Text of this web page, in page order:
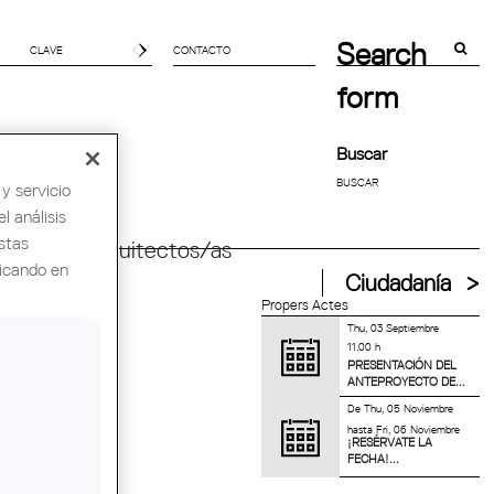
CONTACTO
Search
form
Buscar
de Arquitectos/as
Ciudadanía
Propers Actes
Thu, 03 Septiembre
11.00 h
PRESENTACIÓN DEL
ANTEPROYECTO DE...
DeThu, 05 Noviembre
hastaFri, 06 Noviembre
¡RESÉRVATE LA
FECHA!...
servicio
análisis
en